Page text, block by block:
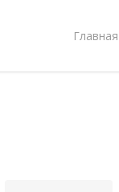
Главная